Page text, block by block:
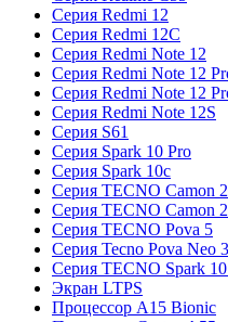
Серия Redmi 12
Серия Redmi 12C
Серия Redmi Note 12
Серия Redmi Note 12
Серия Redmi Note 12
Серия Redmi Note 12S
Серия S61
Серия Spark 10 Pro
Серия Spark 10c
Серия TECNO Camon
Серия TECNO Camon
Серия TECNO Pova 5
Серия Tecno Pova Neo 3
Серия TECNO Spark
Экран LTPS
Процессор A15 Bionic